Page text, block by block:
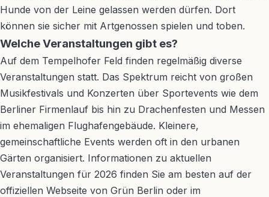
Hunde von der Leine gelassen werden dürfen. Dort
können sie sicher mit Artgenossen spielen und toben.
Welche Veranstaltungen gibt es?
Auf dem Tempelhofer Feld finden regelmäßig diverse
Veranstaltungen statt. Das Spektrum reicht von großen
Musikfestivals und Konzerten über Sportevents wie dem
Berliner Firmenlauf bis hin zu Drachenfesten und Messen
im ehemaligen Flughafengebäude. Kleinere,
gemeinschaftliche Events werden oft in den urbanen
Gärten organisiert. Informationen zu aktuellen
Veranstaltungen für 2026 finden Sie am besten auf der
offiziellen Webseite von Grün Berlin oder im